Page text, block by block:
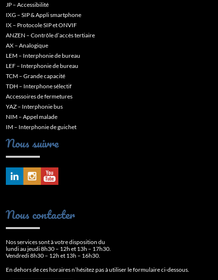
JP – Accessibilité
IXG – SIP & Appli smartphone
IX – Protocole SIP et ONVIF
ANZEN – Contrôle d’accès tertiaire
AX – Analogique
LEM – Interphonie de bureau
LEF – Interphonie de bureau
TCM – Grande capacité
TDH – Interphone sélectif
Accessoires de fermetures
YAZ – Interphonie bus
NIM – Appel malade
IM – Interphonie de guichet
Nous suivre
Nous contacter
Nos services sont à votre disposition du
lundi au jeudi 8h30 – 12h et 13h – 17h30.
Vendredi 8h30 – 12h et 13h – 16h30.
En dehors de ces horaires n’hésitez pas à utiliser le formulaire ci-dessous.